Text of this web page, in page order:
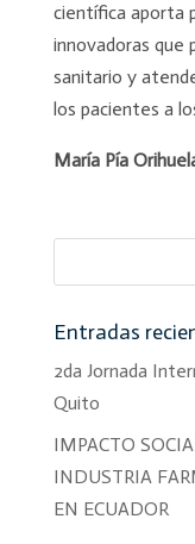
científica aporta
innovadoras que
sanitario y
los pacientes a
María Pía
Entradas
2da Jornada
Quito
IMPACTO
INDUSTRIA
EN ECUADOR